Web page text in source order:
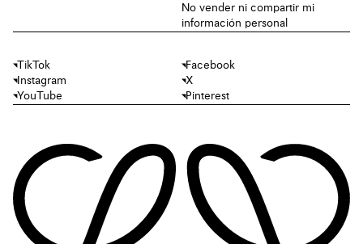
No vender ni compartir mi
información personal
TikTok
Facebook
Instagram
X
YouTube
Pinterest